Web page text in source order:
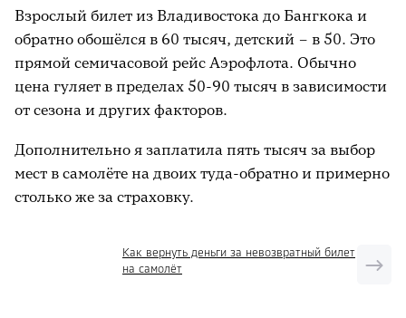
Взрослый билет из Владивостока до Бангкока и
обратно обошёлся в 60 тысяч, детский – в 50. Это
прямой семичасовой рейс Аэрофлота. Обычно
цена гуляет в пределах 50-90 тысяч в зависимости
от сезона и других факторов.
Дополнительно я заплатила пять тысяч за выбор
мест в самолёте на двоих туда-обратно и примерно
столько же за страховку.
Как вернуть деньги за невозвратный билет
на самолёт